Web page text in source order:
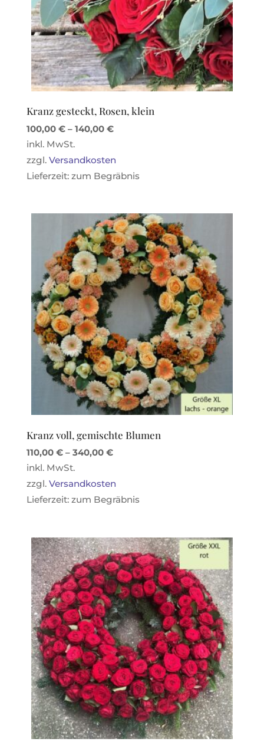
Kranz gesteckt, Rosen, klein
100,00 €– 140,00 €
inkl. MwSt.
zzgl. Versandkosten
Lieferzeit: zum Begräbnis
Kranz voll, gemischte Blumen
110,00 €– 340,00 €
inkl. MwSt.
zzgl. Versandkosten
Lieferzeit: zum Begräbnis